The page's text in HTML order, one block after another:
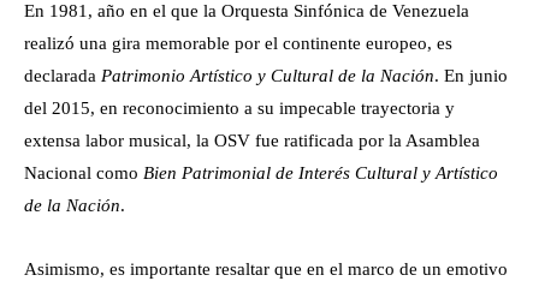
En 1981, año en el que la Orquesta Sinfónica de Venezuela
realizó una gira memorable por el continente europeo, es
declarada Patrimonio Artístico y Cultural de la Nación. En junio
del 2015, en reconocimiento a su impecable trayectoria y
extensa labor musical, la OSV fue ratificada por la Asamblea
Nacional como Bien Patrimonial de Interés Cultural y Artístico
de la Nación.
Asimismo, es importante resaltar que en el marco de un emotivo